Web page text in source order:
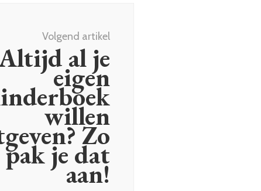
Volgend artikel
al je
eigen
willen
Zo
pak je dat
aan!